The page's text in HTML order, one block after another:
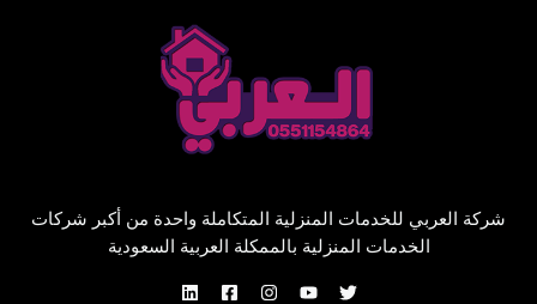
شركة العربي للخدمات المنزلية المتكاملة واحدة من أكبر شركات
الخدمات المنزلية بالممكلة العربية السعودية